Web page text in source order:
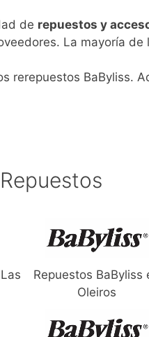
de repuestos y
La mayoría
rerepuestos BaByliss.
Repuestos BaByliss
Oleiros